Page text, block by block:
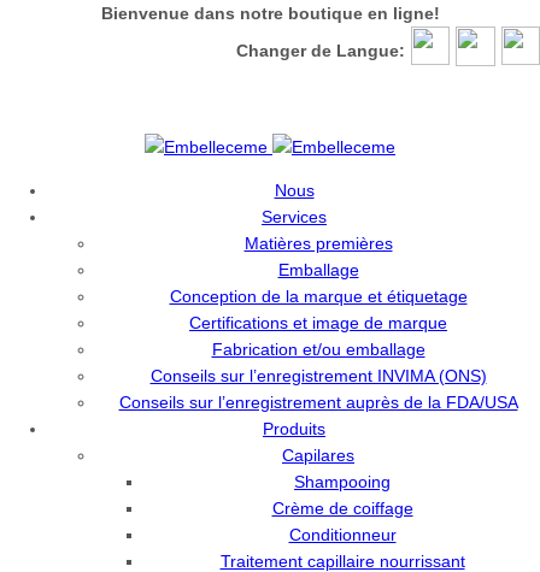
Bienvenue dans notre boutique en ligne!
Changer de Langue:
Nous
Services
Matières premières
Emballage
Conception de la marque et étiquetage
Certifications et image de marque
Fabrication et/ou emballage
Conseils sur l’enregistrement INVIMA (ONS)
Conseils sur l’enregistrement auprès de la FDA/USA
Produits
Capilares
Shampooing
Crème de coiffage
Conditionneur
Traitement capillaire nourrissant